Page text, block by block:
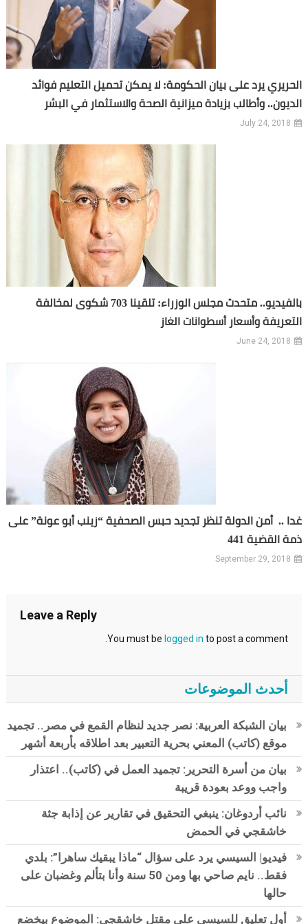
الحريري يرد على بيان الحكومة: لا يمكن تحميل التعليم فوائد
الديون.. وأطالب بزيادة ميزانية الصحة والاستثمار في البشر
July 24, 2018
بالفيديو.. متحدث مجلس الوزراء: تلقينا 703 شكوى لمخالفة
التعريفة وأسعار أسطوانات الغاز
June 24, 2018
غدا .. أمن الدولة تنظر تجديد حبس الصحفية “زينب أبو عونة” على
ذمة القضية 441
September 29, 2018
Leave a Reply
You must be logged in to post a comment.
أحدث الموضوعات
بيان الشبكة العربية: نصر جديد لنظام القمع في مصر.. تجميد
موقع (كاتب) المعني بحرية التعبير بعد اطلاقه بأربعة أشهر
بيان من أسرة التحرير: تجميد العمل في (كاتب).. اعتذار
واجب ووعد بعودة قريبة
نائب أردوغان: ينبغي التحقيق في تقارير عن إذابة جثة
خاشقجي في الحمض
فيديو| السيسي يرد على سؤال “ماذا يبقيك ساهرا”: بلدي
فقط.. نايم صاحي بها ومن 50 سنة وأنا بتألم وغضبان على
حالها
أول تعليق للسيسي على مقتل خاشقجي: الموضوع بيخضع